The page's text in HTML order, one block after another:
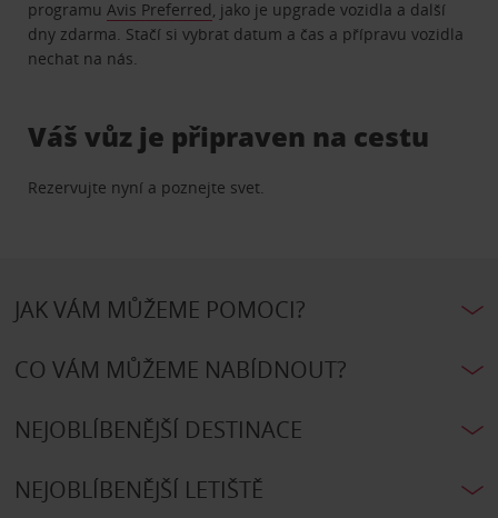
programuAvis Preferred, jako je upgrade vozidla a další
dny zdarma. Stačí si vybrat datum a čas a přípravu vozidla
nechat na nás.
Váš vůz je připraven na cestu
Rezervujte nyní a poznejte svet.
JAK VÁM MŮŽEME POMOCI?
CO VÁM MŮŽEME NABÍDNOUT?
NEJOBLÍBENĚJŠÍ DESTINACE
NEJOBLÍBENĚJŠÍ LETIŠTĚ